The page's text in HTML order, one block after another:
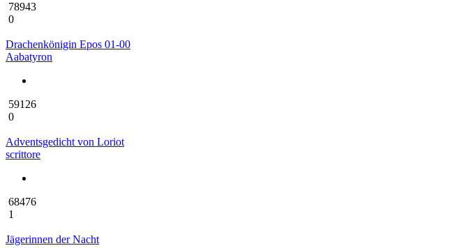
78943
0
Drachenkönigin Epos 01-00
Aabatyron
59126
0
Adventsgedicht von Loriot
scrittore
68476
1
Jägerinnen der Nacht